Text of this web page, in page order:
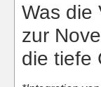
Was die
zur
die tiefe